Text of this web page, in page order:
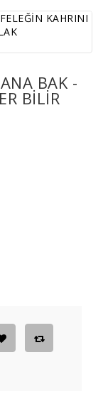
BAK -
BİLİR